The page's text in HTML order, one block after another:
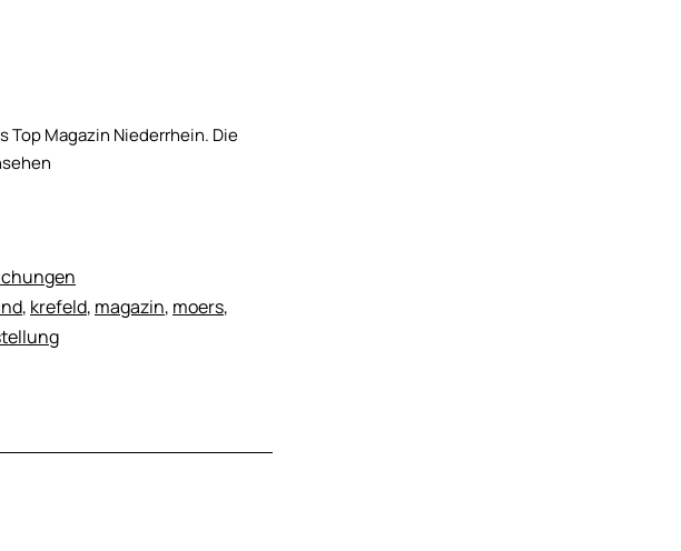
Top Magazin Niederrhein. Die
, krefeld, magazin, moers,